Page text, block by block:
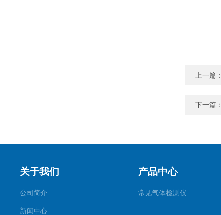
上一篇
下一篇
关于我们
公司简介
新闻中心
产品中心
常见气体检测仪